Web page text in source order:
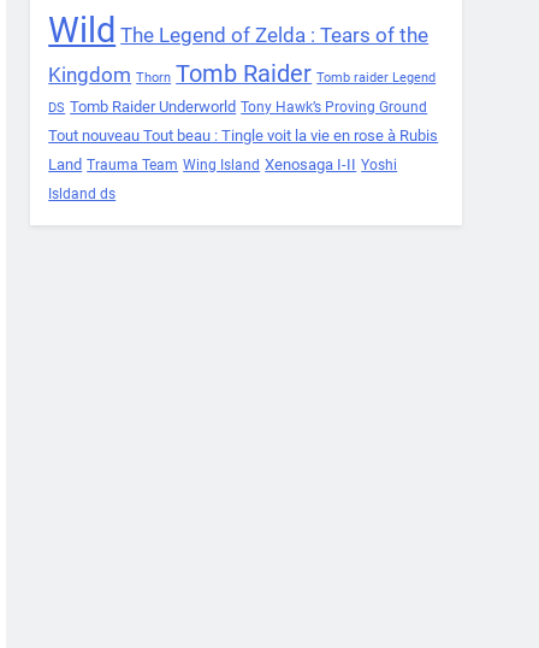
Wild The Legend of Zelda : Tears of the
Kingdom Thorn Tomb Raider Tomb raider Legend
DS Tomb Raider Underworld Tony Hawk’s Proving Ground
Tout nouveau Tout beau : Tingle voit la vie en rose à Rubis
Land Trauma Team Wing Island Xenosaga I-II Yoshi
Isldand ds